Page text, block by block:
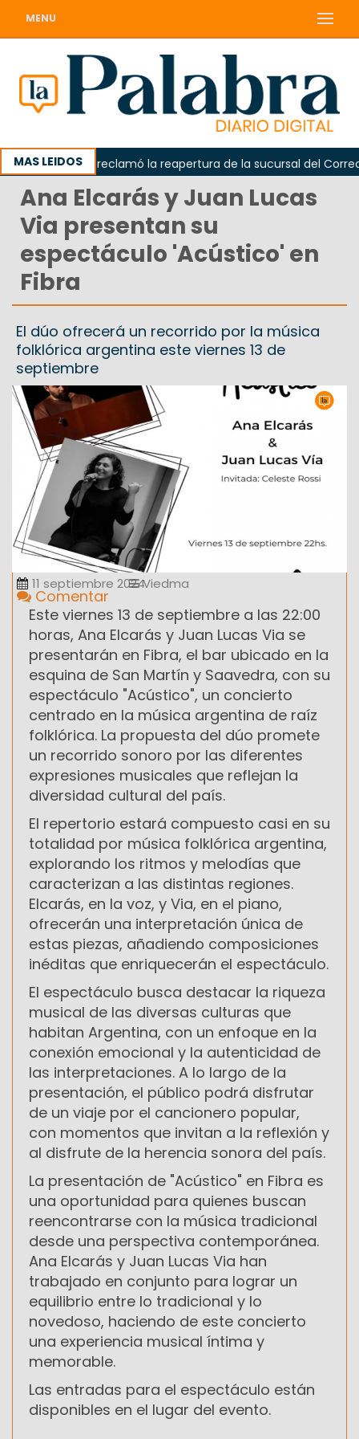
MENU
MAS LEIDOS
Odarda reclamó la reapertura de la sucursal del Correo
Ana Elcarás y Juan Lucas
Via presentan su
espectáculo 'Acústico' en
Fibra
El dúo ofrecerá un recorrido por la música
folklórica argentina este viernes 13 de
septiembre
11 septiembre 2024Viedma
Comentar
Este viernes 13 de septiembre a las 22:00
horas, Ana Elcarás y Juan Lucas Via se
presentarán en Fibra, el bar ubicado en la
esquina de San Martín y Saavedra, con su
espectáculo "Acústico", un concierto
centrado en la música argentina de raíz
folklórica. La propuesta del dúo promete
un recorrido sonoro por las diferentes
expresiones musicales que reflejan la
diversidad cultural del país.
El repertorio estará compuesto casi en su
totalidad por música folklórica argentina,
explorando los ritmos y melodías que
caracterizan a las distintas regiones.
Elcarás, en la voz, y Via, en el piano,
ofrecerán una interpretación única de
estas piezas, añadiendo composiciones
inéditas que enriquecerán el espectáculo.
El espectáculo busca destacar la riqueza
musical de las diversas culturas que
habitan Argentina, con un enfoque en la
conexión emocional y la autenticidad de
las interpretaciones. A lo largo de la
presentación, el público podrá disfrutar
de un viaje por el cancionero popular,
con momentos que invitan a la reflexión y
al disfrute de la herencia sonora del país.
La presentación de "Acústico" en Fibra es
una oportunidad para quienes buscan
reencontrarse con la música tradicional
desde una perspectiva contemporánea.
Ana Elcarás y Juan Lucas Via han
trabajado en conjunto para lograr un
equilibrio entre lo tradicional y lo
novedoso, haciendo de este concierto
una experiencia musical íntima y
memorable.
Las entradas para el espectáculo están
disponibles en el lugar del evento.